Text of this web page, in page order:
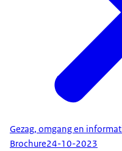
Gezag, omgang en
Brochure24-10-2023